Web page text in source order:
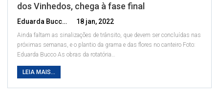
dos Vinhedos, chega à fase final
Eduarda Bucco 18 jan, 2022
Ainda faltam as sinalizações de trânsito, que devem ser concluídas nas
próximas semanas, e o plantio da grama e das flores no canteiro Foto:
Eduarda Bucco As obras da rotatória…
LEIA MAIS...